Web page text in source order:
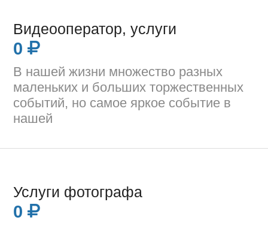
Видеооператор, услуги
0
В нашей жизни множество разных
маленьких и больших торжественных
событий, но самое яркое событие в
нашей
Услуги фотографа
0